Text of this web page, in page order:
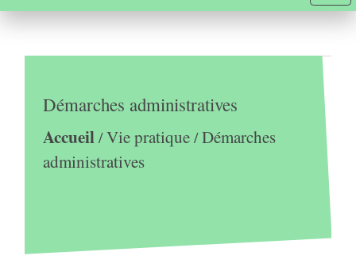
Démarches administratives
Accueil/Vie pratique/Démarches
administratives